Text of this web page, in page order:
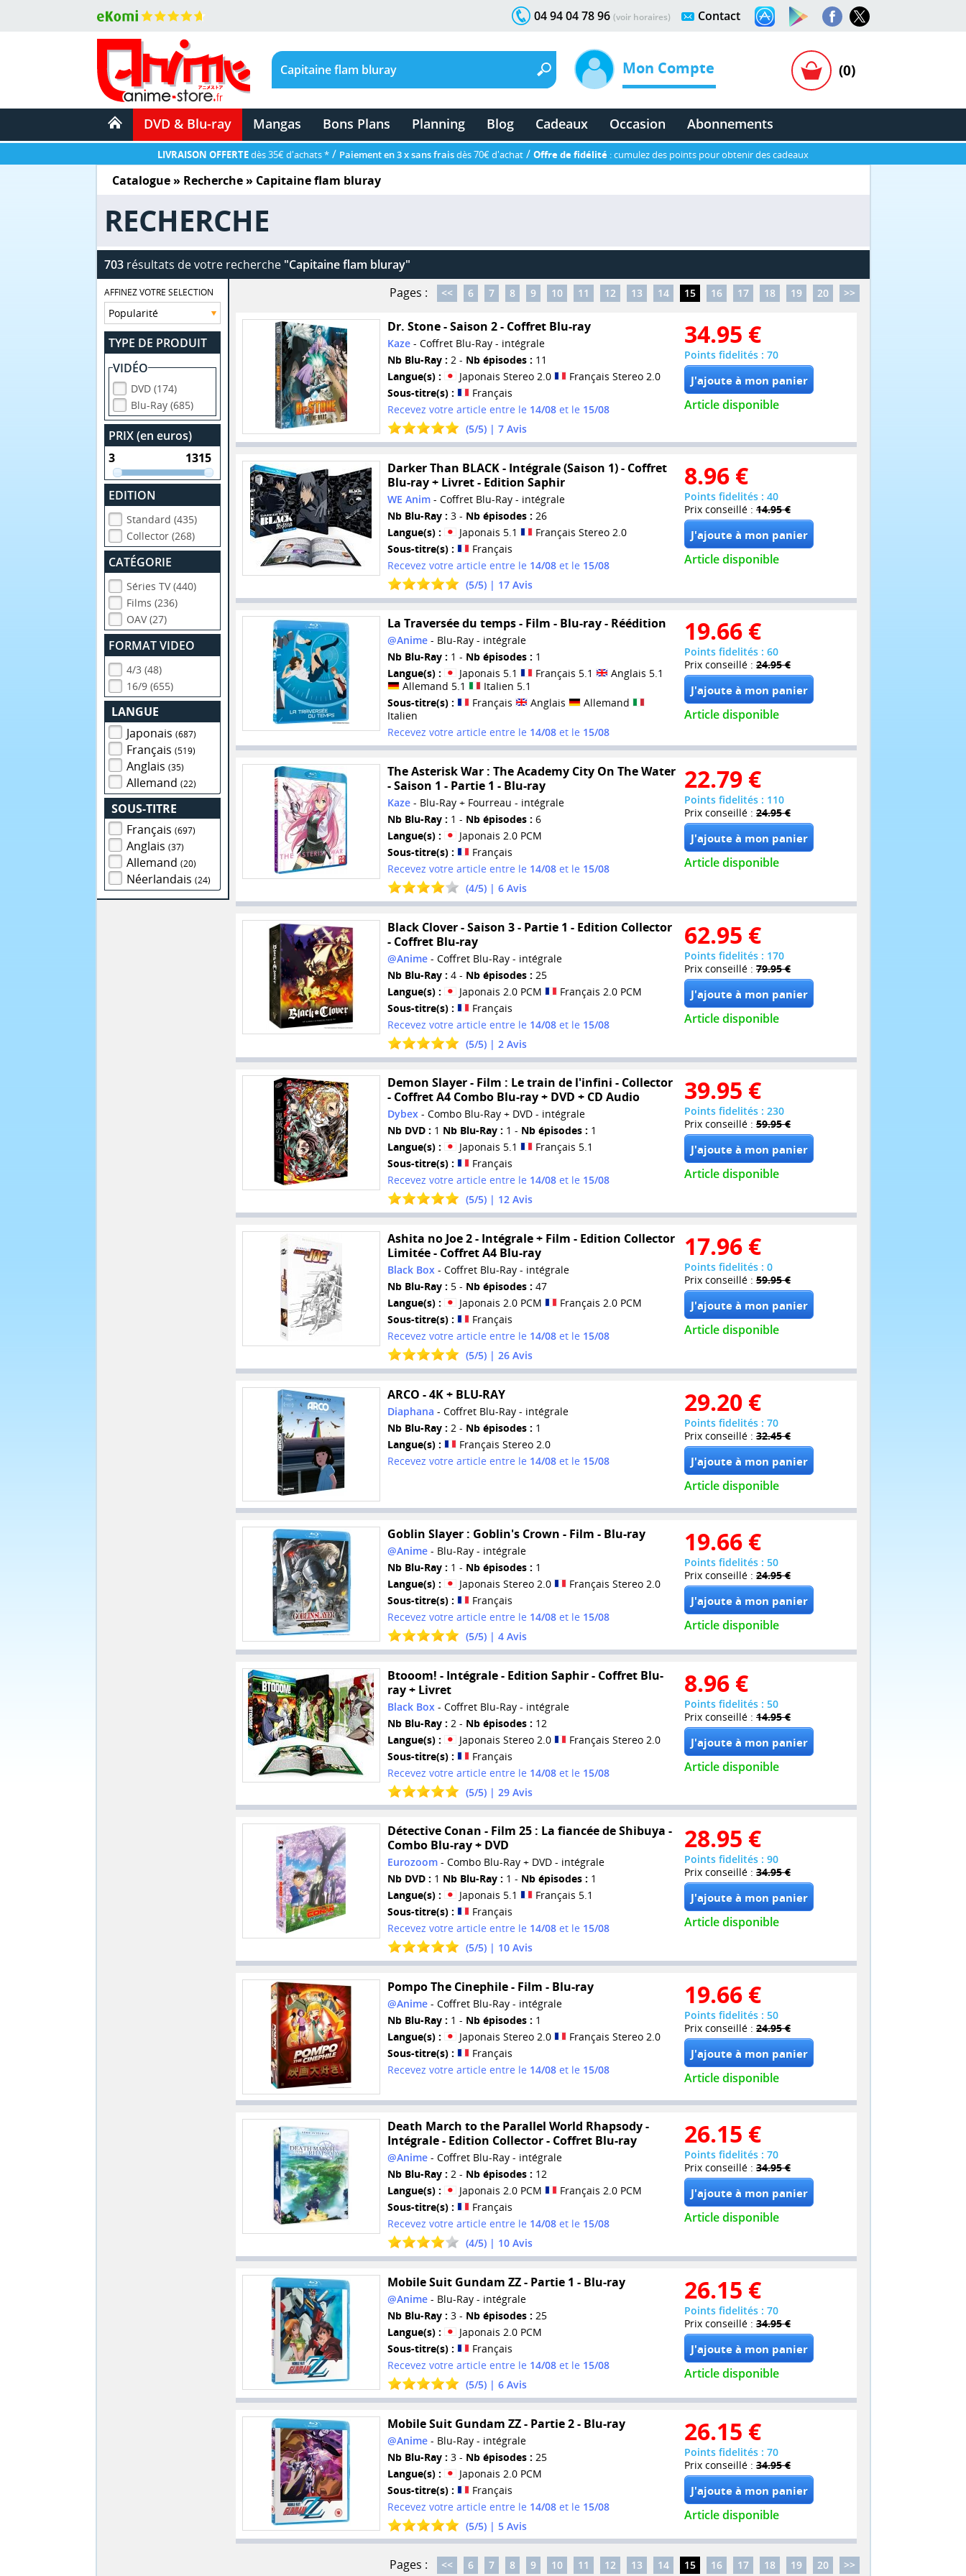
Contact
04 94 04 78 96 (voir horaires)
Mon Compte (0)
DVD & Blu-ray Mangas Bons Plans Planning Blog Cadeaux Occasion Abonnements
LIVRAISON OFFERTEdès 35€ d'achats * / Paiement en 3 x sans fraisdès 70€ d'achat / Offre de fidélité : cumulez des points pour obtenir des cadeaux
Catalogue» Recherche » Capitaine flam bluray
RECHERCHE
703résultats de votre recherche "Capitaine flam bluray"
AFFINEZ VOTRE SELECTION
TYPE DE PRODUIT
VIDÉO
DVD (174)
Blu-Ray (685)
PRIX (en euros)
EDITION
Standard (435)
Collector (268)
CATÉGORIE
Séries TV (440)
Films (236)
OAV (27)
FORMAT VIDEO
4/3 (48)
16/9 (655)
LANGUE
Japonais(687)
Français(519)
Anglais(35)
Allemand(22)
SOUS-TITRE
Français(697)
Anglais(37)
Allemand(20)
Néerlandais(24)
Pages : << 6 7 8 9 10 11 12 13 14 15 16 17 18 19 20 >>
Dr. Stone - Saison 2 - Coffret Blu-ray
Kaze- Coffret Blu-Ray - intégrale
Nb Blu-Ray : 2 - Nb épisodes : 11
Langue(s) :
Japonais Stereo 2.0
Français Stereo 2.0
Sous-titre(s) :
Français
Recevez votre article entre le 14/08et le 15/08
(5/5) | 7Avis
34.95 €
Points fidelités : 70
Article disponible
Darker Than BLACK - Intégrale (Saison 1) - Coffret
Blu-ray + Livret - Edition Saphir
WE Anim- Coffret Blu-Ray - intégrale
Nb Blu-Ray : 3 - Nb épisodes : 26
Langue(s) :
Japonais 5.1
Français Stereo 2.0
Sous-titre(s) :
Français
Recevez votre article entre le 14/08et le 15/08
(5/5) | 17Avis
8.96 €
Points fidelités : 40
Prix conseillé : 14.95 €
Article disponible
La Traversée du temps - Film - Blu-ray - Réédition
@Anime- Blu-Ray - intégrale
Nb Blu-Ray : 1 - Nb épisodes : 1
Langue(s) :
Japonais 5.1 Français 5.1
Anglais 5.1
Allemand 5.1
Italien 5.1
Sous-titre(s) :
Français Anglais
Allemand
Italien
Recevez votre article entre le 14/08et le 15/08
19.66 €
Points fidelités : 60
Prix conseillé : 24.95 €
Article disponible
The Asterisk War : The Academy City On The Water
- Saison 1 - Partie 1 - Blu-ray
Kaze- Blu-Ray + Fourreau - intégrale
Nb Blu-Ray : 1 - Nb épisodes : 6
Langue(s) :
Japonais 2.0 PCM
Sous-titre(s) :
Français
Recevez votre article entre le 14/08et le 15/08
(4/5) | 6Avis
22.79 €
Points fidelités : 110
Prix conseillé : 24.95 €
Article disponible
Black Clover - Saison 3 - Partie 1 - Edition Collector
- Coffret Blu-ray
@Anime- Coffret Blu-Ray - intégrale
Nb Blu-Ray : 4 - Nb épisodes : 25
Langue(s) :
Japonais 2.0 PCM
Français 2.0 PCM
Sous-titre(s) :
Français
Recevez votre article entre le 14/08et le 15/08
(5/5) | 2Avis
62.95 €
Points fidelités : 170
Prix conseillé : 79.95 €
Article disponible
Demon Slayer - Film : Le train de l'infini - Collector
- Coffret A4 Combo Blu-ray + DVD + CD Audio
Dybex- Combo Blu-Ray + DVD - intégrale
Nb DVD : 1 Nb Blu-Ray : 1 - Nb épisodes : 1
Langue(s) :
Japonais 5.1
Français 5.1
Sous-titre(s) :
Français
Recevez votre article entre le 14/08et le 15/08
(5/5) | 12Avis
39.95 €
Points fidelités : 230
Prix conseillé : 59.95 €
Article disponible
Ashita no Joe 2 - Intégrale + Film - Edition Collector
Limitée - Coffret A4 Blu-ray
Black Box- Coffret Blu-Ray - intégrale
Nb Blu-Ray : 5 - Nb épisodes : 47
Langue(s) :
Japonais 2.0 PCM
Français 2.0 PCM
Sous-titre(s) :
Français
Recevez votre article entre le 14/08et le 15/08
(5/5) | 26Avis
17.96 €
Points fidelités : 0
Prix conseillé : 59.95 €
Article disponible
ARCO - 4K + BLU-RAY
Diaphana - Coffret Blu-Ray - intégrale
Nb Blu-Ray : 2 - Nb épisodes : 1
Langue(s) :
Français Stereo 2.0
Recevez votre article entre le 14/08et le 15/08
29.20 €
Points fidelités : 70
Prix conseillé : 32.45 €
Article disponible
Goblin Slayer : Goblin's Crown - Film - Blu-ray
@Anime- Blu-Ray - intégrale
Nb Blu-Ray : 1 - Nb épisodes : 1
Langue(s) :
Japonais Stereo 2.0
Français Stereo 2.0
Sous-titre(s) :
Français
Recevez votre article entre le 14/08et le 15/08
(5/5) | 4Avis
19.66 €
Points fidelités : 50
Prix conseillé : 24.95 €
Article disponible
Btooom! - Intégrale - Edition Saphir - Coffret Blu-
ray + Livret
Black Box - Coffret Blu-Ray - intégrale
Nb Blu-Ray : 2 - Nb épisodes : 12
Langue(s) :
Japonais Stereo 2.0
Français Stereo 2.0
Sous-titre(s) :
Français
Recevez votre article entre le 14/08et le 15/08
(5/5) | 29Avis
8.96 €
Points fidelités : 50
Prix conseillé : 14.95 €
Article disponible
Détective Conan - Film 25 : La fiancée de Shibuya -
Combo Blu-ray + DVD
Eurozoom- Combo Blu-Ray + DVD - intégrale
Nb DVD : 1 Nb Blu-Ray : 1 - Nb épisodes : 1
Langue(s) :
Japonais 5.1
Français 5.1
Sous-titre(s) :
Français
Recevez votre article entre le 14/08et le 15/08
(5/5) | 10Avis
28.95 €
Points fidelités : 90
Prix conseillé : 34.95 €
Article disponible
Pompo The Cinephile - Film - Blu-ray
@Anime- Coffret Blu-Ray - intégrale
Nb Blu-Ray : 1 - Nb épisodes : 1
Langue(s) :
Japonais Stereo 2.0
Français Stereo 2.0
Sous-titre(s) :
Français
Recevez votre article entre le 14/08et le 15/08
19.66 €
Points fidelités : 50
Prix conseillé : 24.95 €
Article disponible
Death March to the Parallel World Rhapsody -
Intégrale - Edition Collector - Coffret Blu-ray
@Anime- Coffret Blu-Ray - intégrale
Nb Blu-Ray : 2 - Nb épisodes : 12
Langue(s) :
Japonais 2.0 PCM
Français 2.0 PCM
Sous-titre(s) :
Français
Recevez votre article entre le 14/08et le 15/08
(4/5) | 10Avis
26.15 €
Points fidelités : 70
Prix conseillé : 34.95 €
Article disponible
Mobile Suit Gundam ZZ - Partie 1 - Blu-ray
@Anime- Blu-Ray - intégrale
Nb Blu-Ray : 3 - Nb épisodes : 25
Langue(s) :
Japonais 2.0 PCM
Sous-titre(s) :
Français
Recevez votre article entre le 14/08et le 15/08
(5/5) | 6Avis
26.15 €
Points fidelités : 70
Prix conseillé : 34.95 €
Article disponible
Mobile Suit Gundam ZZ - Partie 2 - Blu-ray
@Anime- Blu-Ray - intégrale
Nb Blu-Ray : 3 - Nb épisodes : 25
Langue(s) :
Japonais 2.0 PCM
Sous-titre(s) :
Français
Recevez votre article entre le 14/08et le 15/08
(5/5) | 5Avis
26.15 €
Points fidelités : 70
Prix conseillé : 34.95 €
Article disponible
Pages : << 6 7 8 9 10 11 12 13 14 15 16 17 18 19 20 >>